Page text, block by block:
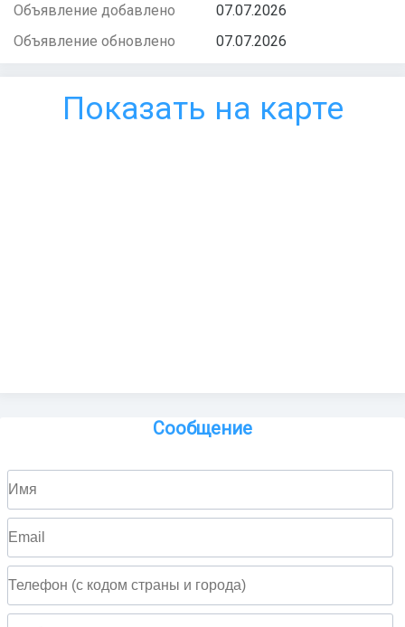
Объявление добавлено
07.07.2026
Объявление обновлено
07.07.2026
Показать на карте
Сообщение